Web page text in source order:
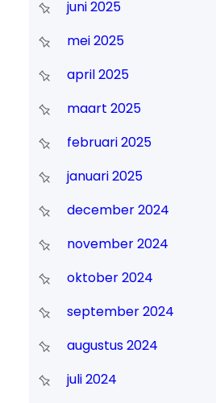
juni 2025
mei 2025
april 2025
maart 2025
februari 2025
januari 2025
december 2024
november 2024
oktober 2024
september 2024
augustus 2024
juli 2024